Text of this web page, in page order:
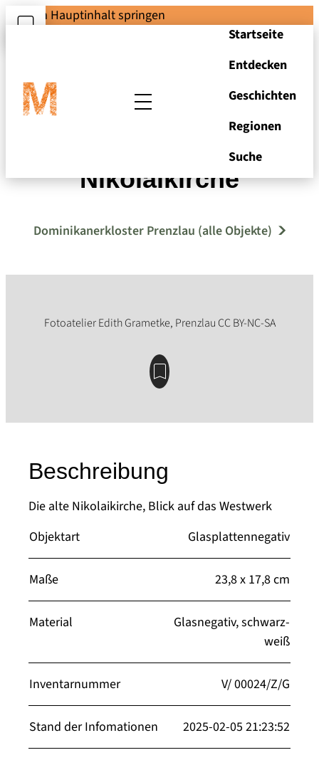
Zum Hauptinhalt springen
Startseite
Entdecken
Geschichten
Regionen
Suche
Prenzlau, Alte
Nikolaikirche
Dominikanerkloster Prenzlau (alle Objekte)
Beschreibung
Die alte Nikolaikirche, Blick auf das Westwerk
Objektart
Glasplattennegativ
Maße 23,8 x 17,8 cm
Material
Glasnegativ, schwarz-
weiß
Inventarnummer V/ 00024/Z/G
Stand der Infomationen 2025-02-05 21:23:52